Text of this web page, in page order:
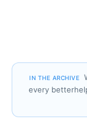
IN THE ARCHIVE
every